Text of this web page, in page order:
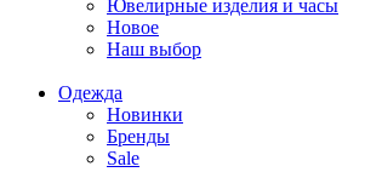
Ювелирные изделия и часы
Новое
Наш выбор
Одежда
Новинки
Бренды
Sale